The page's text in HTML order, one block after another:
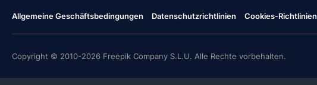
Allgemeine Geschäftsbedingungen Datenschutzrichtlinien Cookies-Richtlinien
Copyright © 2010-2026 Freepik Company S.L.U. Alle Rechte vorbehalten.